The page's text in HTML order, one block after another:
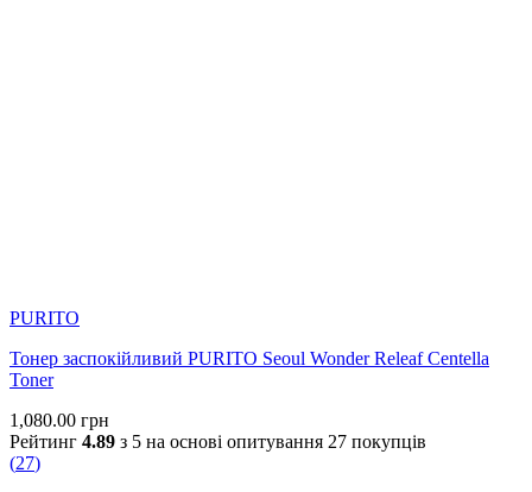
PURITO
Тонер заспокійливий PURITO Seoul Wonder Releaf Centella
Toner
1,080.00 грн
Рейтинг 4.89 з 5 на основі опитування 27 покупців
(27)